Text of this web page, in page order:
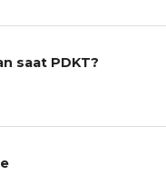
saat PDKT?